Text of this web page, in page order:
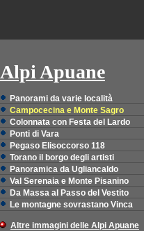
Alpi Apuane
Panorami da varie località
Campocecina e Monte Sagro
Colonnata con Festa del Lardo
Ponti di Vara
Pegaso Elisoccorso 118
Torano il borgo degli artisti
Panoramica da Ugliancaldo
Val Serenaia e Monte Pisanino
Da Massa al Passo del Vestito
Le montagne sovrastano Vinca
Altre immagini delle Alpi Apuane